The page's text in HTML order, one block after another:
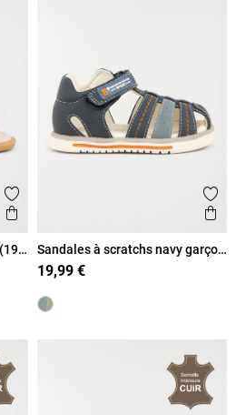
Ajouter aux favoris
Aperçu rapide
Sandales à scratchs navy garçon
(20-23)
19,99 €